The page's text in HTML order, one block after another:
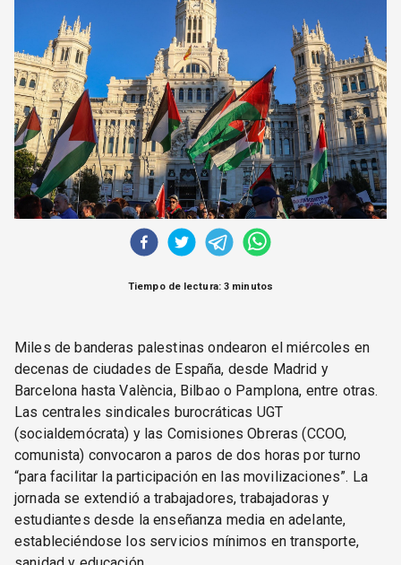
ARCHIVO
DECLARACIONES
OPINIÓN
ALTAMIRA RESPONDE
Política Obrera Revista
CONTACTO
Tiempo de lectura: 3 minutos
Miles de banderas palestinas ondearon el miércoles en
decenas de ciudades de España, desde Madrid y
Barcelona hasta València, Bilbao o Pamplona, entre otras.
Las centrales sindicales burocráticas UGT
(socialdemócrata) y las Comisiones Obreras (CCOO,
comunista) convocaron a paros de dos horas por turno
“para facilitar la participación en las movilizaciones”. La
jornada se extendió a trabajadores, trabajadoras y
estudiantes desde la enseñanza media en adelante,
estableciéndose los servicios mínimos en transporte,